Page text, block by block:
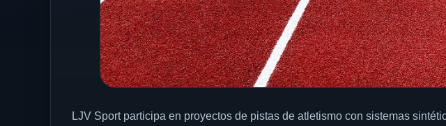
LJV Sport participa en proyectos de pistas de atletismo con sistemas